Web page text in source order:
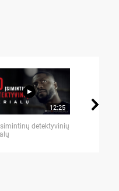
12:25
detektyvinių